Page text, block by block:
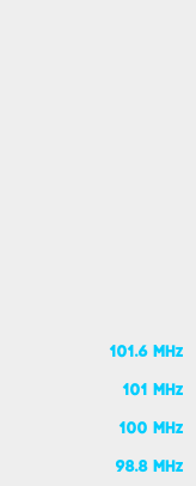
101.6 MHz
101 MHz
100 MHz
98.8 MHz